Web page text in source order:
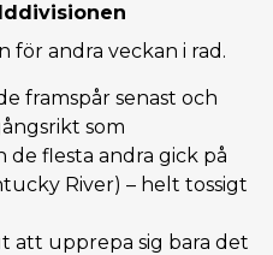
för andra veckan i rad.
framspår senast och
som
de flesta andra gick på
River) – helt tossigt
att upprepa sig bara det